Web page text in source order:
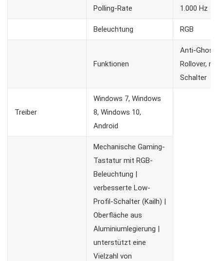
Polling-Rate 1.000 Hz
Beleuchtung RGB
Funktionen
Anti-
Rollover,
Schalter
Treiber
Windows 7, Windows
8, Windows 10,
Android
Mechanische Gaming-
Tastatur mit RGB-
Beleuchtung |
verbesserte Low-
Profil-Schalter (Kailh) |
Oberfläche aus
Aluminiumlegierung |
unterstützt eine
Vielzahl von